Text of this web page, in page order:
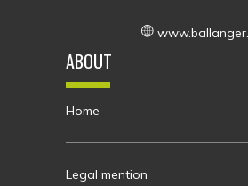
ABOUT
Home
Legal mention